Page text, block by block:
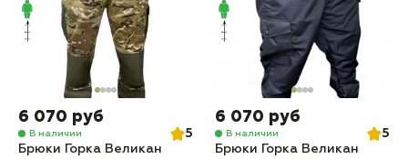
6 070 руб
В наличии
5
Брюки Горка Великан
6 070 руб
В наличии
5
Брюки Горка Великан